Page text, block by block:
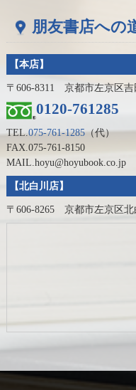
朋友書店への
【本店】
〒606-8311 京都市左京区吉
0120-761285
TEL.075-761-1285（代）
FAX.075-761-8150
MAIL.hoyu@hoyubook.co.jp
【北白川店】
〒606-8265 京都市左京区北